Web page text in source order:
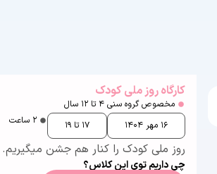
کارگاه روز ملی کودک
مخصوص گروه سنی ۴ تا ۱۲ سال
۱۶ مهر ۱۴۰۴
۱۷ تا ۱۹ ۲ ساعت
روز ملی کودک را کنار هم جشن میگیریم.
چی داریم توی این کلاس؟